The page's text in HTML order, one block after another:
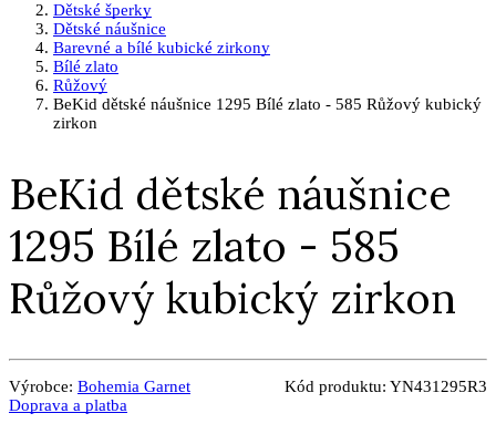
Dětské šperky
Dětské náušnice
Barevné a bílé kubické zirkony
Bílé zlato
Růžový
BeKid dětské náušnice 1295 Bílé zlato - 585 Růžový kubický
zirkon
BeKid dětské náušnice
1295 Bílé zlato - 585
Růžový kubický zirkon
Výrobce: Bohemia Garnet Kód produktu: YN431295R3
Doprava a platba